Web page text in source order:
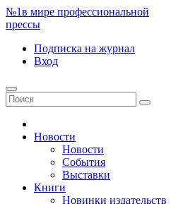
№1в мире профессиональной
прессы
Подписка на журнал
Вход
Новости
Новости
События
Выставки
Книги
Новинки издательств